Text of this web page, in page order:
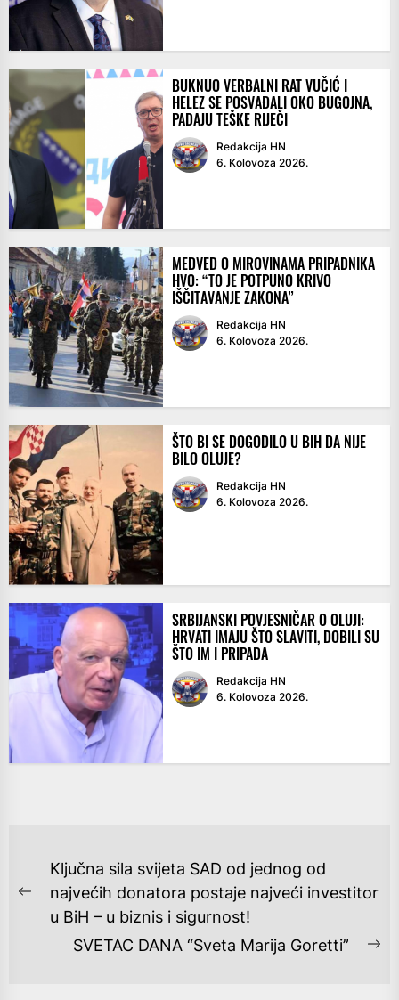
BUKNUO VERBALNI RAT VUČIĆ I
HELEZ SE POSVAĐALI OKO BUGOJNA,
PADAJU TEŠKE RIJEČI
Redakcija HN
6. Kolovoza 2026.
MEDVED O MIROVINAMA PRIPADNIKA
HVO: “TO JE POTPUNO KRIVO
IŠČITAVANJE ZAKONA”
Redakcija HN
6. Kolovoza 2026.
ŠTO BI SE DOGODILO U BIH DA NIJE
BILO OLUJE?
Redakcija HN
6. Kolovoza 2026.
SRBIJANSKI POVJESNIČAR O OLUJI:
HRVATI IMAJU ŠTO SLAVITI, DOBILI SU
ŠTO IM I PRIPADA
Redakcija HN
6. Kolovoza 2026.
NAVIGACIJA
OBJAVA
Previous
post:
Ključna sila svijeta SAD od jednog od
najvećih donatora postaje najveći investitor
u BiH – u biznis i sigurnost!
SVETAC DANA “Sveta Marija Goretti”